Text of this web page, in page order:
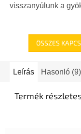
visszanyúlunk a
ÖSSZES
Leírás Hasonló (9)
Termék